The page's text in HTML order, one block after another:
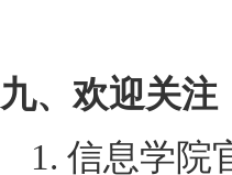
九、欢迎关注
1. 信息学院